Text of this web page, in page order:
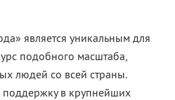
является уникальным для
подобного масштаба,
людей со всей страны.
в крупнейших